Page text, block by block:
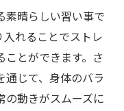
素晴らしい習い事で
れることでストレ
とができます。さ
通じて、身体のバラ
の動きがスムーズに